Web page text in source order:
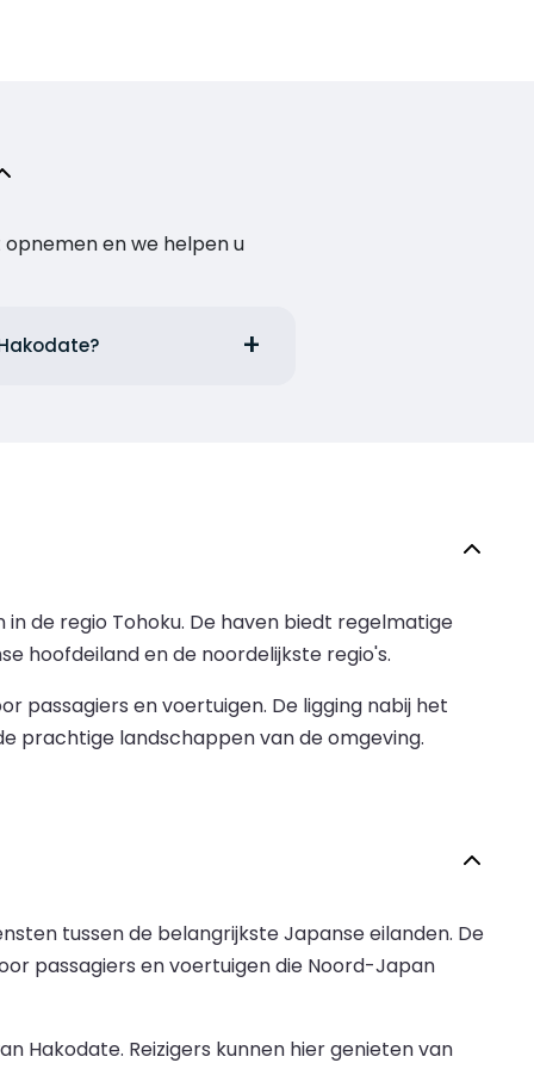
en we helpen u
de regio Tohoku. De haven biedt regelmatige
hoofdeiland en de noordelijkste regio's.
passagiers en voertuigen. De ligging nabij het
prachtige landschappen van de omgeving.
tussen de belangrijkste Japanse eilanden. De
passagiers en voertuigen die Noord-Japan
Hakodate. Reizigers kunnen hier genieten van